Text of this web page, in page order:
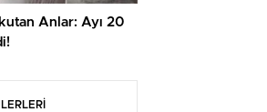
Anlar: Ayı 20